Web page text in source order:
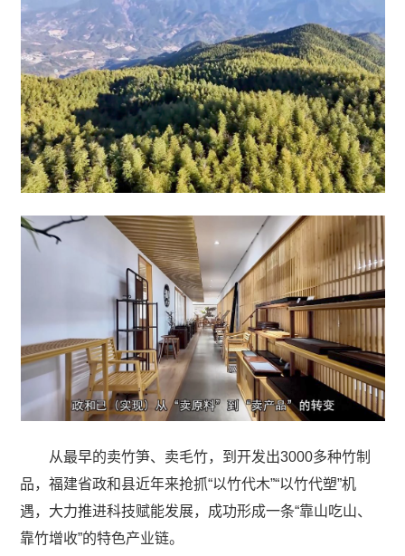
从最早的卖竹笋、卖毛竹，到开发出3000多种竹制
品，福建省政和县近年来抢抓“以竹代木”“以竹代塑”机
遇，大力推进科技赋能发展，成功形成一条“靠山吃山、
靠竹增收”的特色产业链。